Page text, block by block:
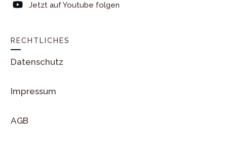
Jetzt auf Youtube folgen
RECHTLICHES
Datenschutz
Impressum
AGB